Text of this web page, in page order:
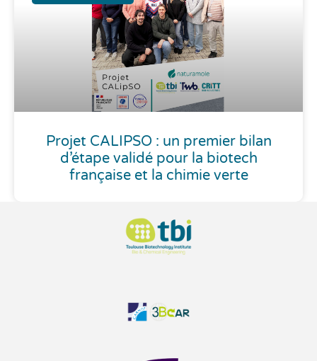
Projet CALIPSO : un premier bilan
d’étape validé pour la biotech
française et la chimie verte